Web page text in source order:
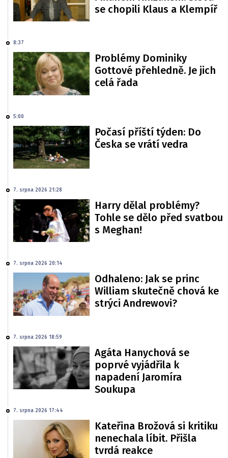
se chopili Klaus a Klempíř
8:37
Problémy Dominiky
Gottové přehledně. Je jich
celá řada
5:00
Počasí příští týden: Do
Česka se vrátí vedra
7. srpna 2026 21:28
Harry dělal problémy?
Tohle se dělo před svatbou
s Meghan!
7. srpna 2026 20:14
Odhaleno: Jak se princ
William skutečně chová ke
strýci Andrewovi?
7. srpna 2026 18:59
Agáta Hanychová se
poprvé vyjádřila k
napadení Jaromíra
Soukupa
7. srpna 2026 17:44
Kateřina Brožová si kritiku
nenechala líbit. Přišla
tvrdá reakce